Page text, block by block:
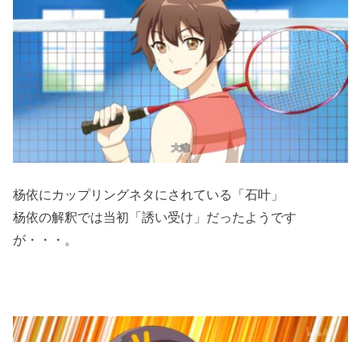
杨依にカップリングネタにされている「石叶」
杨依の解釈では当初「誘い受け」だったようです
が・・・。